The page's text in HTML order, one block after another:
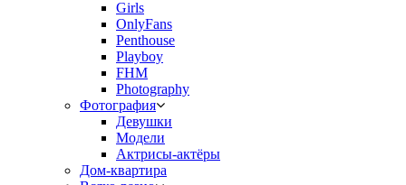
Girls
OnlyFans
Penthouse
Playboy
FHM
Photography
Фотография
Девушки
Модели
Актрисы-актёры
Дом-квартира